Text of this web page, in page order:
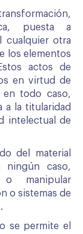
puesta a
cualquier otra
los elementos
actos de
en virtud de
en todo caso,
a la titularidad
intelectual de
del material
ningún caso,
manipular
o sistemas de
se permite el